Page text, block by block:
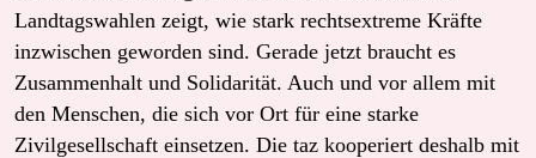
Landtagswahlen zeigt, wie stark rechtsextreme Kräfte
inzwischen geworden sind. Gerade jetzt braucht es
Zusammenhalt und Solidarität. Auch und vor allem mit
den Menschen, die sich vor Ort für eine starke
Zivilgesellschaft einsetzen. Die taz kooperiert deshalb mit